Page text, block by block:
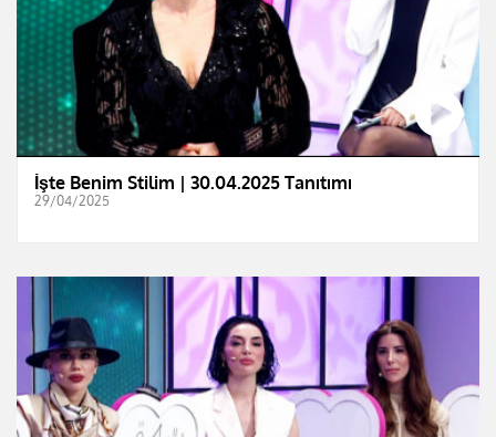
İşte Benim Stilim | 30.04.2025 Tanıtımı
29/04/2025